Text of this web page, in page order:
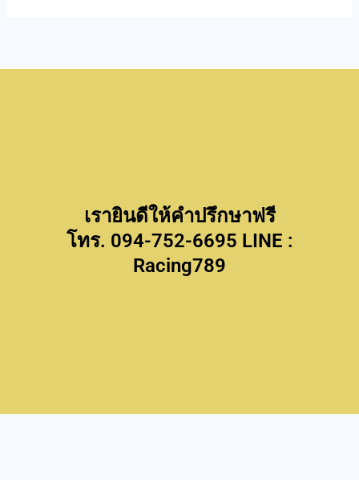
เรายินดีให้คำปรึกษาฟรี
โทร. 094-752-6695 LINE :
Racing789